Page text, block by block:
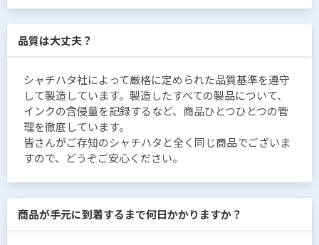
品質は大丈夫？
シャチハタ社によって厳格に定められた品質基準を遵守
して製造しています。製造したすべての製品について、
インクの含侵量を記録するなど、商品ひとつひとつの管
理を徹底しています。
皆さんがご存知のシャチハタと全く同じ商品でございま
すので、どうぞご安心ください。
商品が手元に到着するまで何日かかりますか？